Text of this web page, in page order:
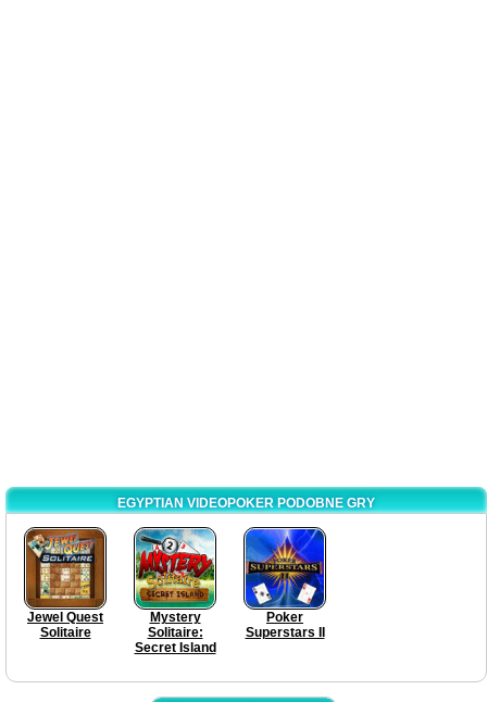
EGYPTIAN VIDEOPOKER PODOBNE GRY
Jewel Quest
Solitaire
Mystery
Solitaire:
Secret Island
Poker
Superstars II